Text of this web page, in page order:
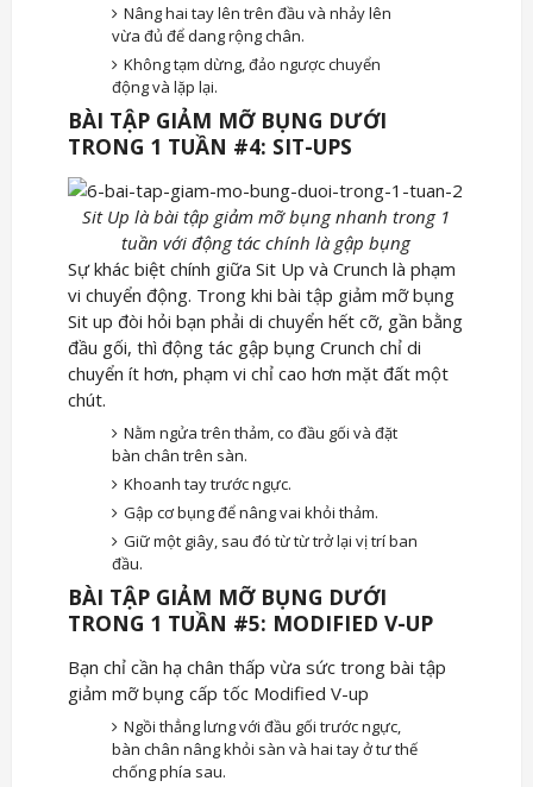
Nâng hai tay lên trên đầu và nhảy lên
vừa đủ để dang rộng chân.
Không tạm dừng, đảo ngược chuyển
động và lặp lại.
BÀI TẬP GIẢM MỠ BỤNG DƯỚI
TRONG 1 TUẦN #4: SIT-UPS
Sit Up là bài tập giảm mỡ bụng nhanh trong 1
tuần với động tác chính là gập bụng
Sự khác biệt chính giữa Sit Up và Crunch là phạm
vi chuyển động. Trong khi bài tập giảm mỡ bụng
Sit up đòi hỏi bạn phải di chuyển hết cỡ, gần bằng
đầu gối, thì động tác gập bụng Crunch chỉ di
chuyển ít hơn, phạm vi chỉ cao hơn mặt đất một
chút.
Nằm ngửa trên thảm, co đầu gối và đặt
bàn chân trên sàn.
Khoanh tay trước ngực.
Gập cơ bụng để nâng vai khỏi thảm.
Giữ một giây, sau đó từ từ trở lại vị trí ban
đầu.
BÀI TẬP GIẢM MỠ BỤNG DƯỚI
TRONG 1 TUẦN #5: MODIFIED V-UP
Bạn chỉ cần hạ chân thấp vừa sức trong bài tập
giảm mỡ bụng cấp tốc Modified V-up
Ngồi thẳng lưng với đầu gối trước ngực,
bàn chân nâng khỏi sàn và hai tay ở tư thế
chống phía sau.